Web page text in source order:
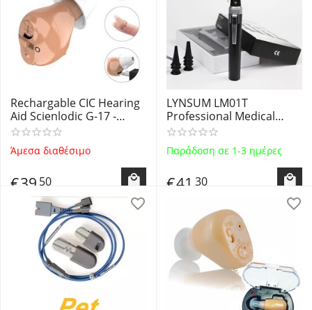
Rechargable CIC Hearing
Aid Scienlodic G-17 -
Επαναφορτιζόμενο
Ενδοκαναλικό σχεδόν
Αόρατο Ακουστικό
Βαρηκοΐας
Άμεσα διαθέσιμο
€39 50
LYNSUM LM01T
Professional Medical
Otoscope 3x
Magnification White Light
LED - Επαγγελματικό
Ιατρικό Ωτοσκόπιο με 8
ανταλλακτικά χωνάκια
Παράδοση σε 1-3 ημέρες
€41 30